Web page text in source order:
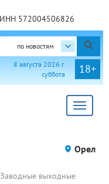
ИНН 572004506826
по новостям
18+
8 августа 2026 г.
суббота
Toggle
Орел
Заводные выходные